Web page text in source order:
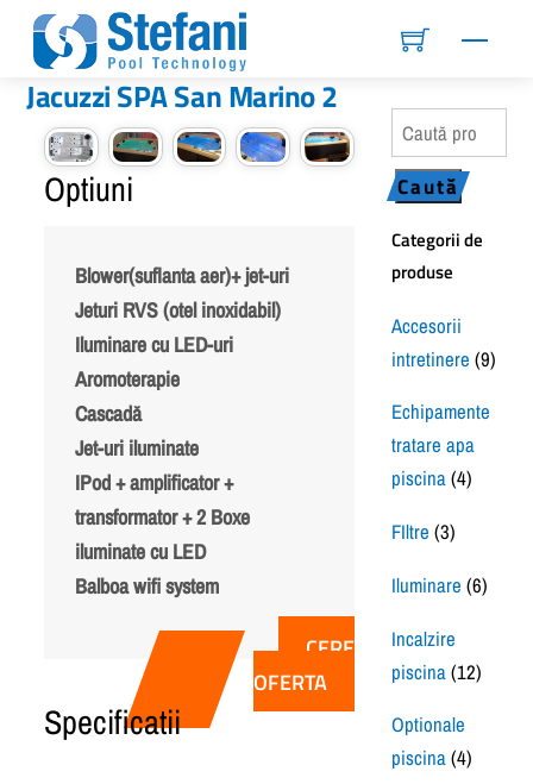
content
Menu
Jacuzzi SPA San Marino 2
Optiuni
Blower(suflanta aer)+ jet-uri
Jeturi RVS (otel inoxidabil)
Iluminare cu LED-uri
Aromoterapie
Cascadă
Jet-uri iluminate
IPod + amplificator +
transformator + 2 Boxe
iluminate cu LED
Balboa wifi system
CERE
OFERTA
Specificatii
Caută
după:
Caută
Categorii de
produse
Accesorii
intretinere (9)
Echipamente
tratare apa
piscina(4)
FIltre (3)
Iluminare (6)
Incalzire
piscina(12)
Optionale
piscina(4)